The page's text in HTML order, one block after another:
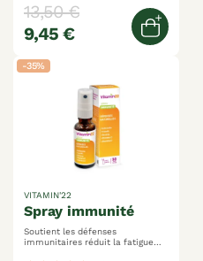
au panier
13,50 €
9,45 €
-35%
spray immunité
VITAMIN'22
Soutient les défenses
immunitaires réduit la fatigue